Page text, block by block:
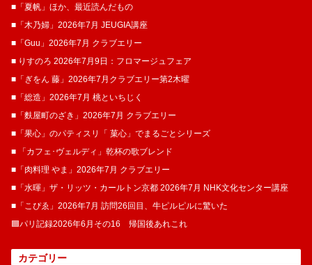
■「夏帆」ほか、最近読んだもの
■「木乃婦」2026年7月 JEUGIA講座
■「Guu」2026年7月 クラブエリー
■ りすのろ 2026年7月9日：フロマージュフェア
■「ぎをん 藤」2026年7月クラブエリー第2木曜
■「総造」2026年7月 桃といちじく
■「麩屋町のざき」2026年7月 クラブエリー
■「果心」のパティスリ「 菓​心」でまるごとシリーズ
■ 「カフェ･ヴェルディ」乾杯の歌ブレンド
■「肉料理 やま」2026年7月 クラブエリー
■「水暉」ザ・リッツ・カールトン京都 2026年7月 NHK文化センター講座
■「こぴゑ」2026年7月 訪問26回目、牛ピルピルに驚いた
🟦パリ記録2026年6月その16 帰国後あれこれ
カテゴリー